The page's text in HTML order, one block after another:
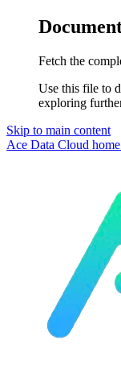
Fetch the
Use this file to
exploring
Skip to main content
Ace Data Cloud